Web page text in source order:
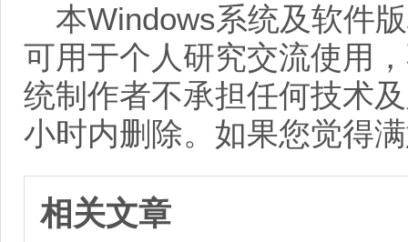
本Windows系统及软件
可用于个人研究交流使用
统制作者不承担任何技术
小时内删除。如果您觉得
相关文章